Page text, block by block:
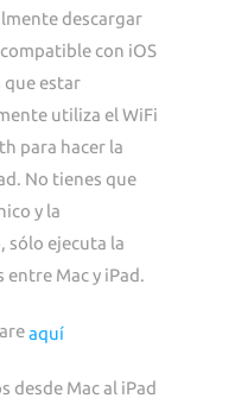
descargar
con iOS
que estar
utiliza el WiFi
para hacer la
No tienes que
y la
sólo ejecuta la
Mac y iPad.
aquí
desde Mac al iPad